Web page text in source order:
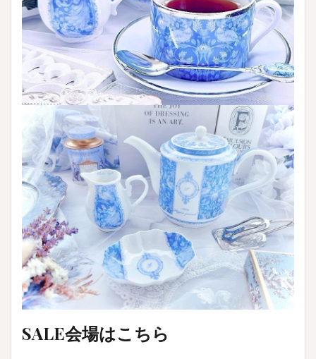
SALE会場はこちら